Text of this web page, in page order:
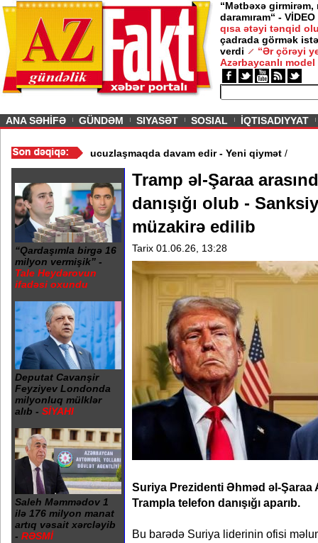
“Mətbəxə girmirəm,
daramıram“ - VİDEO
qısa ətəyi tənqid
çadrada görmək
verdi
“Ər çörəyi
Azərbaycanlı model
ANA SƏHİFƏ GÜNDƏM SIYASƏT SOSIAL İQTISADIYYAT
Video /Azərbaycan nefti ucuzlaşmaqda davam edir - Yeni qiymət
“Qardaşımla birgə 16
milyon vermişik” -
Tale Heydərovun
ifadəsi oxundu
Deputat Cavanşir
Feyziyev Londonda
milyonluq mülklər
alıb - SİYAHI
Saleh Məmmədov 1
ilə 176 milyon manat
artıq vəsait xərcləyib
- RƏSMİ
Tramp əl-Şaraa
danışığı olub -
müzakirə edilib
Tarix 01.06.26, 13:28
Suriya Prezidenti Əhməd əl-Şaraa
Trampla telefon danışığı aparıb.
Bu barədə Suriya liderinin ofisi